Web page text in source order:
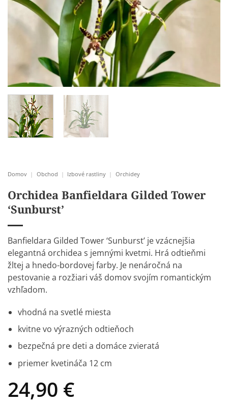
Domov | Obchod | Izbové rastliny | Orchidey
Orchidea Banfieldara Gilded Tower
‘Sunburst’
Banfieldara Gilded Tower ‘Sunburst’ je vzácnejšia
elegantná orchidea s jemnými kvetmi. Hrá odtieňmi
žltej a hnedo-bordovej farby. Je nenáročná na
pestovanie a rozžiari váš domov svojím romantickým
vzhľadom.
vhodná na svetlé miesta
kvitne vo výrazných odtieňoch
bezpečná pre deti a domáce zvieratá
priemer kvetináča 12 cm
24,90 €